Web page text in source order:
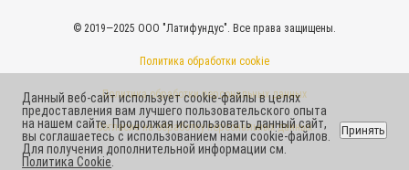
© 2019—2025 ООО "Латифундус". Все права защищены.
Политика обработки cookie
Политика обработки персональных данных
Согласие на обработку персональных данных
Данный веб-сайт использует cookie-файлы в целях
предоставления вам лучшего пользовательского опыта
на нашем сайте. Продолжая использовать данный сайт,
вы соглашаетесь с использованием нами cookie-файлов.
Для получения дополнительной информации см.
Политика Cookie
Принять